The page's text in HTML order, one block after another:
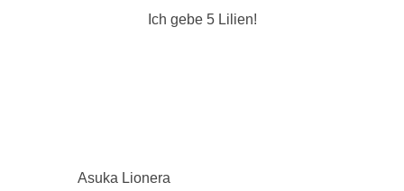
Ich gebe 5 Lilien!
Asuka Lionera